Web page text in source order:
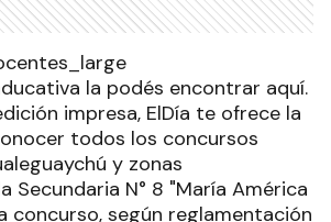
la podés encontrar aquí.
impresa, ElDía te ofrece la
todos los concursos
y zonas
Secundaria N° 8 "María América
concurso, según reglamentación